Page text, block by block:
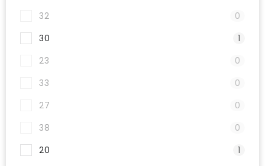
32
0
30
1
23
0
33
0
27
0
38
0
20
1